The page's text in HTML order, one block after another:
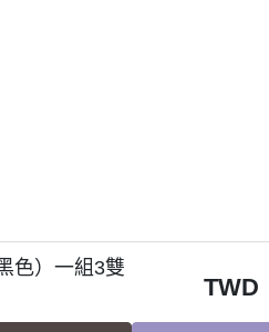
色）一組3雙
TWD